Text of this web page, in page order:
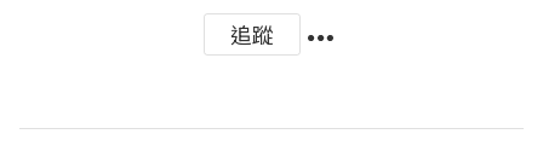
追蹤